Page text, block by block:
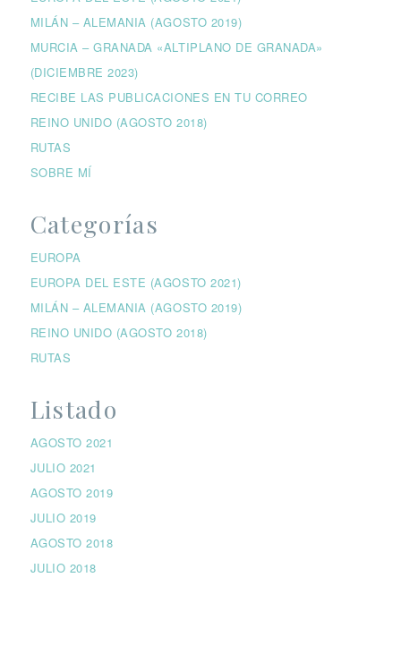
MILÁN – ALEMANIA (AGOSTO 2019)
MURCIA – GRANADA «ALTIPLANO DE GRANADA»
(DICIEMBRE 2023)
RECIBE LAS PUBLICACIONES EN TU CORREO
REINO UNIDO (AGOSTO 2018)
RUTAS
SOBRE MÍ
Categorías
EUROPA
EUROPA DEL ESTE (AGOSTO 2021)
MILÁN – ALEMANIA (AGOSTO 2019)
REINO UNIDO (AGOSTO 2018)
RUTAS
Listado
AGOSTO 2021
JULIO 2021
AGOSTO 2019
JULIO 2019
AGOSTO 2018
JULIO 2018